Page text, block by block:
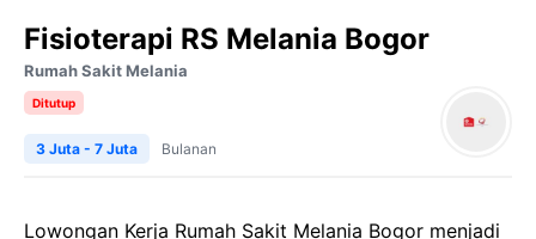
Fisioterapi RS Melania Bogor
Rumah Sakit Melania
Ditutup
3 Juta - 7 Juta Bulanan
Lowongan Kerja Rumah Sakit Melania Bogor menjadi